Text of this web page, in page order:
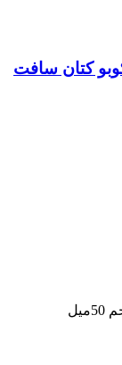
کتان سافت